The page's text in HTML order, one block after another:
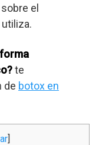
el
te
de botox en
]